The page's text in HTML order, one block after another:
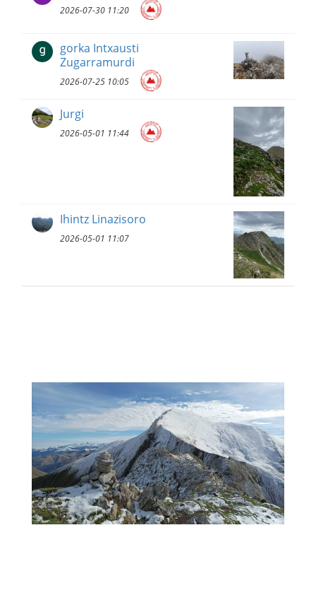
2026-07-30 11:20
gorka Intxausti
Zugarramurdi
2026-07-25 10:05
Jurgi
2026-05-01 11:44
Ihintz Linazisoro
2026-05-01 11:07